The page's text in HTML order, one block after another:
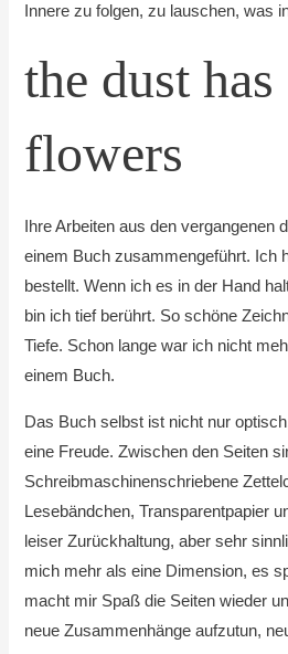
Innere zu folgen, zu lauschen, was
the dust
flowers
Ihre Arbeiten aus den vergangenen
einem Buch zusammengeführt. Ich
bestellt. Wenn ich es in der Hand
bin ich tief berührt. So schöne
Tiefe. Schon lange war ich nicht
einem Buch.
Das Buch selbst ist nicht nur
eine Freude. Zwischen den Seiten
Schreibmaschinenschriebene
Lesebändchen, Transparentpapier
leiser Zurückhaltung, aber sehr
mich mehr als eine Dimension, es
macht mir Spaß die Seiten wieder
neue Zusammenhänge aufzutun,